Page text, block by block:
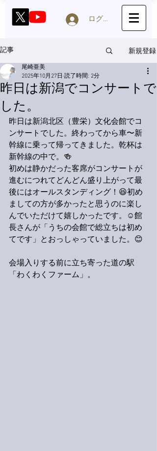
ログイン
記事 新規登録
昨日は新潟でコンサートで
した。
尾崎亜美
2025年10月27日 読了時間: 2分
昨日は新潟北区（豊栄）文化会館でコ
ンサートでした。終わってから車〜新
幹線に乗って帰ってきました。乾杯は
新幹線の中で。🍻
初めは静かだった客席がコンサートが
進むにつれてどんどん盛り上がって最
後にはオールスタンディング！😆初め
ましての方が多かったと思うのに楽し
んでいただけて嬉しかったです。☺️館
長さんが「うちの会館で総立ちは初め
てです」とおっしゃっていました。😊
会場入りする前に立ち寄った道の駅
「わくわくファーム」。